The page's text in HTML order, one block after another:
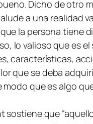
Dicho de otro
a una realidad
la persona tiene
lo valioso que es
características,
que se deba
que es algo
sostiene que